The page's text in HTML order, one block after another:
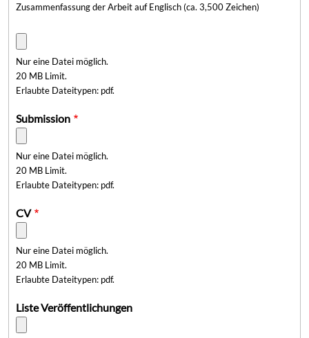
Zusammenfassung der Arbeit auf Englisch (ca. 3,500 Zeichen)
Nur eine Datei möglich.
20 MB Limit.
Erlaubte Dateitypen: pdf.
Submission
Nur eine Datei möglich.
20 MB Limit.
Erlaubte Dateitypen: pdf.
CV
Nur eine Datei möglich.
20 MB Limit.
Erlaubte Dateitypen: pdf.
Liste Veröffentlichungen